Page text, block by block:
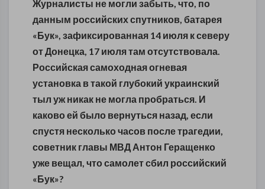
Журналисты не могли забыть, что, по
данным российских спутников, батарея
«Бук», зафиксированная 14 июля к северу
от Донецка, 17 июля там отсутствовала.
Российская самоходная огневая
установка в такой глубокий украинский
тыл уж никак не могла пробраться. И
каково ей было вернуться назад, если
спустя несколько часов после трагедии,
советник главы МВД Антон Геращенко
уже вещал, что самолет сбил российский
«Бук»?